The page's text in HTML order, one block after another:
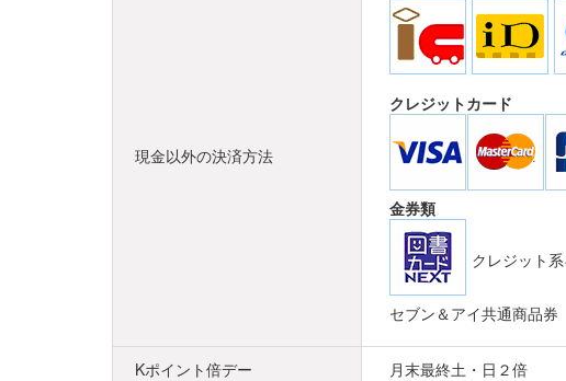
現金以外の決済方法
クレジットカード
金券類
セブン＆アイ共通商品券
Kポイント倍デー 月末最終土・日２倍